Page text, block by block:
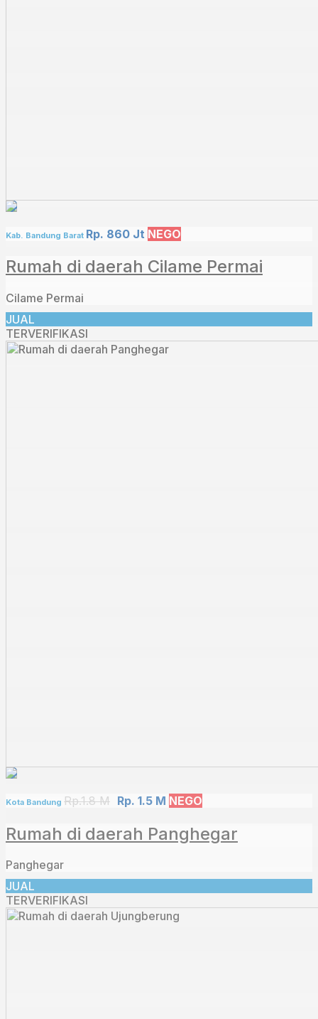
Kab. Bandung Barat Rp. 860 Jt NEGO
Rumah di daerah Cilame Permai
Cilame Permai
JUAL
TERVERIFIKASI
Kota Bandung Rp.1.8 M Rp. 1.5 M NEGO
Rumah di daerah Panghegar
Panghegar
JUAL
TERVERIFIKASI